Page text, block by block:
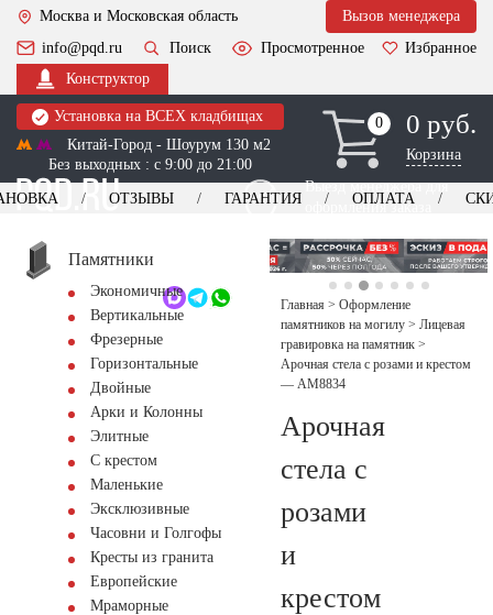
Москва и Московская область
Вызов менеджера
info@pqd.ru
Поиск Просмотренное
Избранное
Конструктор
Установка на ВСЕХ кладбищах
Китай-Город - Шоурум 130 м2
Без выходных : с 9:00 до 21:00
0
0 0 руб.
Корзина
Выезд менеджера для
оформления заказа
+7 (495) 518-44-23
Обратный звонок
ОТЗЫВЫ ГАРАНТИЯ ОПЛАТА
Памятники
Экономичные
Вертикальные
Фрезерные
Горизонтальные
Двойные
Арки и Колонны
Элитные
С крестом
Маленькие
Эксклюзивные
Часовни и Голгофы
Кресты из гранита
Европейские
Мраморные
Главная > Оформление
памятников на могилу > Лицевая
гравировка на памятник >
Арочная стела с розами и крестом
— AM8834
Арочная
стела с
розами
и
крестом